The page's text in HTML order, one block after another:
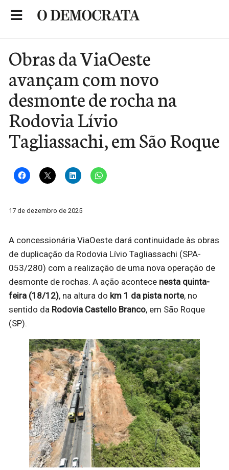
Obras da ViaOeste
avançam com novo
desmonte de rocha na
Rodovia Lívio
Tagliassachi, em São Roque
17 de dezembro de 2025
A concessionária ViaOeste dará continuidade às obras
de duplicação da Rodovia Lívio Tagliassachi (SPA-
053/280) com a realização de uma nova operação de
desmonte de rochas. A ação acontece nesta quinta-
feira (18/12), na altura do km 1 da pista norte, no
sentido da Rodovia Castello Branco, em São Roque
(SP).